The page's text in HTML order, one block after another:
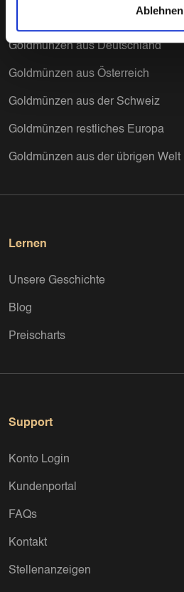
Ablehnen
Goldmünzen zur Kapitalanlage
Goldmünzen aus Deutschland
Goldmünzen aus Österreich
Goldmünzen aus der Schweiz
Goldmünzen restliches Europa
Goldmünzen aus der übrigen Welt
Lernen
Unsere Geschichte
Blog
Preischarts
Support
Konto Login
Kundenportal
FAQs
Kontakt
Stellenanzeigen